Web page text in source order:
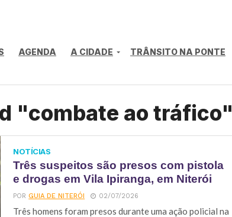
AGENDA A CIDADE TRÂNSITO NA PONTE
"combate ao tráfico"
NOTÍCIAS
Três suspeitos são presos com pistola
e drogas em Vila Ipiranga, em Niterói
PORGUIA DE NITERÓI 02/07/2026
Três homens foram presos durante uma ação policial na